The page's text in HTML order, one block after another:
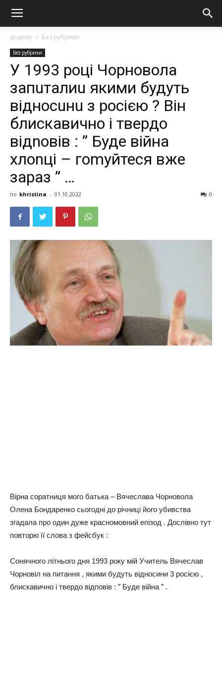
додому Без рубрики
Без рубрики
У 1993 році Чорновола
запuталиu якими будуть
відносuнu з росією ? Він
блискавично і твердо
відnовів : ” Буде вiйна
хлоnці – гоmуйтеся вже
зараз ” …
по khristina - 01.10.2022 0
Вірна соратниця мого батька – Вячеслава Чорновола
Олена Бондаренко сьогодні до річниці його убивства
згадала про один дуже красномовний епізод . Дослівно тут
повторю її слова з фейсбук :
Сонячного літнього дня 1993 року мій Учитель Вячеслав
Чорновіл на питання , якими будуть відносини 3 росією ,
блискавично і твердо відповів : ” Буде війна ” .